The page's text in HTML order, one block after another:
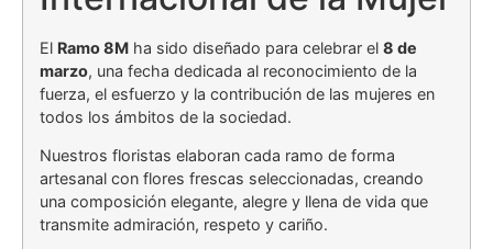
El Ramo 8M ha sido diseñado para celebrar el 8 de
marzo, una fecha dedicada al reconocimiento de la
fuerza, el esfuerzo y la contribución de las mujeres en
todos los ámbitos de la sociedad.
Nuestros floristas elaboran cada ramo de forma
artesanal con flores frescas seleccionadas, creando
una composición elegante, alegre y llena de vida que
transmite admiración, respeto y cariño.